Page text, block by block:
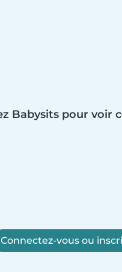
Babysits pour voir
Connectez-vous ou